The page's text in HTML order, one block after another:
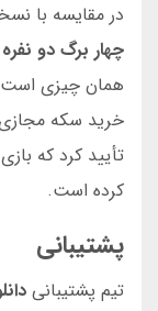
در مقایسه با
چهار برگ دو نفره
همان چیزی است
تأیید کرد که
کرده است.
پشتیبانی
تیم پشتیبانی